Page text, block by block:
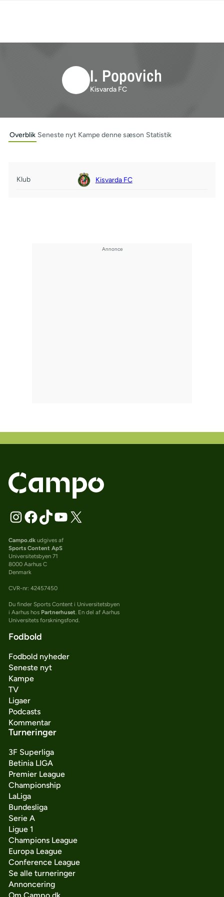
I. Popovich
Kisvarda FC
Overblik Seneste nyt Kampe denne sæson Statistik
Klub Kisvarda FC
Campo.dkudgives af
Sports Content ApS
Universitetsbyen 71
8000 Aarhus C
Denmark
CVR-nr: 42457450
Du finder Sports Content i Universitetsbyen
i Aarhus hos Partnerhuset. En del af Aarhus
Universitets forskningsfond.
Fodbold
Fodbold nyheder
Seneste nyt
Kampe
TV
Ligaer
Podcasts
Kommentar
Turneringer
3F Superliga
Betinia LIGA
Premier League
Championship
LaLiga
Bundesliga
Serie A
Ligue 1
Champions League
Europa League
Conference League
Se alle turneringer
Annoncering